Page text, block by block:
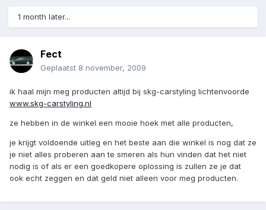
1 month later...
Fect
Geplaatst 8 november, 2009
ik haal mijn meg producten altijd bij skg-carstyling lichtenvoorde
www.skg-carstyling.nl
ze hebben in de winkel een mooie hoek met alle producten,
je krijgt voldoende uitleg en het beste aan die winkel is nog dat ze
je niet alles proberen aan te smeren als hun vinden dat het niet
nodig is of als er een goedkopere oplossing is zullen ze je dat
ook echt zeggen en dat geld niet alleen voor meg producten.